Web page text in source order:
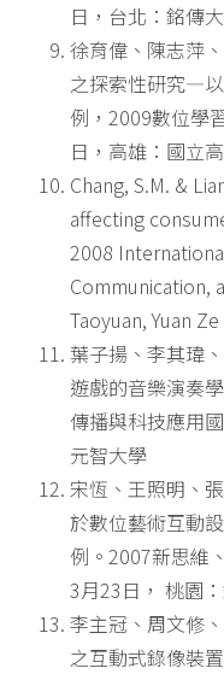
日，台北：銘傳
徐育偉、陳志萍
之探索性研究—
例，2009數位學
日，高雄：國立
Chang, S.M. &
affecting
2008
Communication,
Taoyuan, Yuan
葉子揚、李其瑋
遊戲的音樂演奏
傳播與科技應用
元智大學
宋恆、王照明、
於數位藝術互動
例。2007新思維
3月23日， 桃園
李主冠、周文修
之互動式錄像裝